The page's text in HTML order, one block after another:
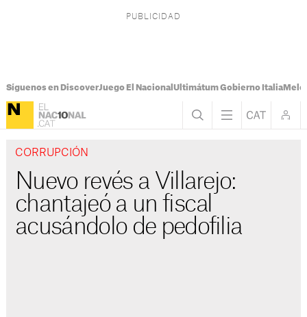
Síguenos en DiscoverJuego El Nacional Ultimátum Gobierno Italia
CORRUPCIÓN
Nuevo revés a Villarejo:
chantajeó a un fiscal
acusándolo de pedofilia